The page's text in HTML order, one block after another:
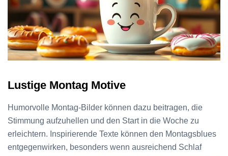
Lustige Montag Motive
Humorvolle Montag-Bilder können dazu beitragen, die
Stimmung aufzuhellen und den Start in die Woche zu
erleichtern. Inspirierende Texte können den Montagsblues
entgegenwirken, besonders wenn ausreichend Schlaf